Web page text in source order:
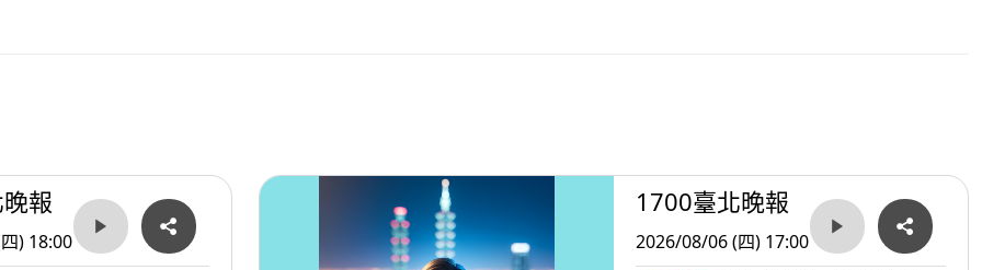
報
) 18:00
1700臺北晚報
2026/08/06 (四) 17:00